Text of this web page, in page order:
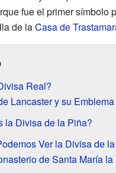
fue el primer símbolo
de laCasa de
Real?
Lancaster y su Emblema
la Divisa de la Piña?
Ver la Divisa de
de Santa María la